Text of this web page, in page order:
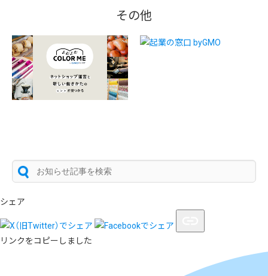
その他
シェア
リンクをコピーしました